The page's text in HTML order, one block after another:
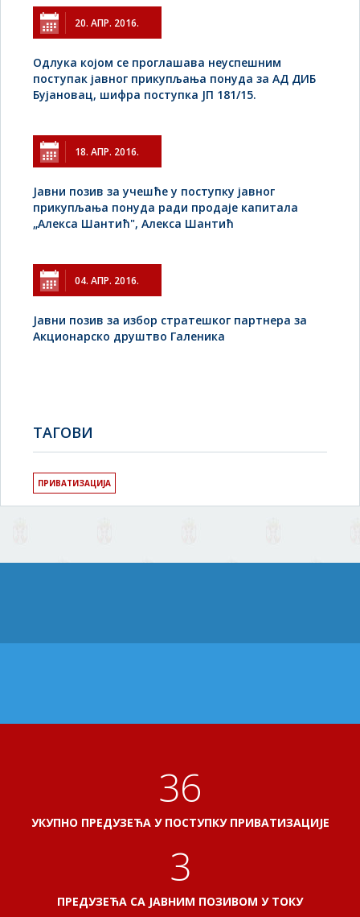
20. АПР. 2016.
Одлука којом се проглашава неуспешним
поступак јавног прикупљања понуда за АД ДИБ
Бујановац, шифра поступка ЈП 181/15.
18. АПР. 2016.
Jавни позив за учешће у поступку јавног
прикупљања понуда ради продаје капитала
„Алекса Шантић", Алекса Шантић
04. АПР. 2016.
Јавни позив за избор стратешког партнера за
Акционарско друштво Галеника
TAГОВИ
ПРИВАТИЗАЦИЈА
41
УКУПНО ПРЕДУЗЕЋА У ПОСТУПКУ ПРИВАТИЗАЦИЈЕ
3
ПРЕДУЗЕЋА СА ЈАВНИМ ПОЗИВОМ У ТОКУ